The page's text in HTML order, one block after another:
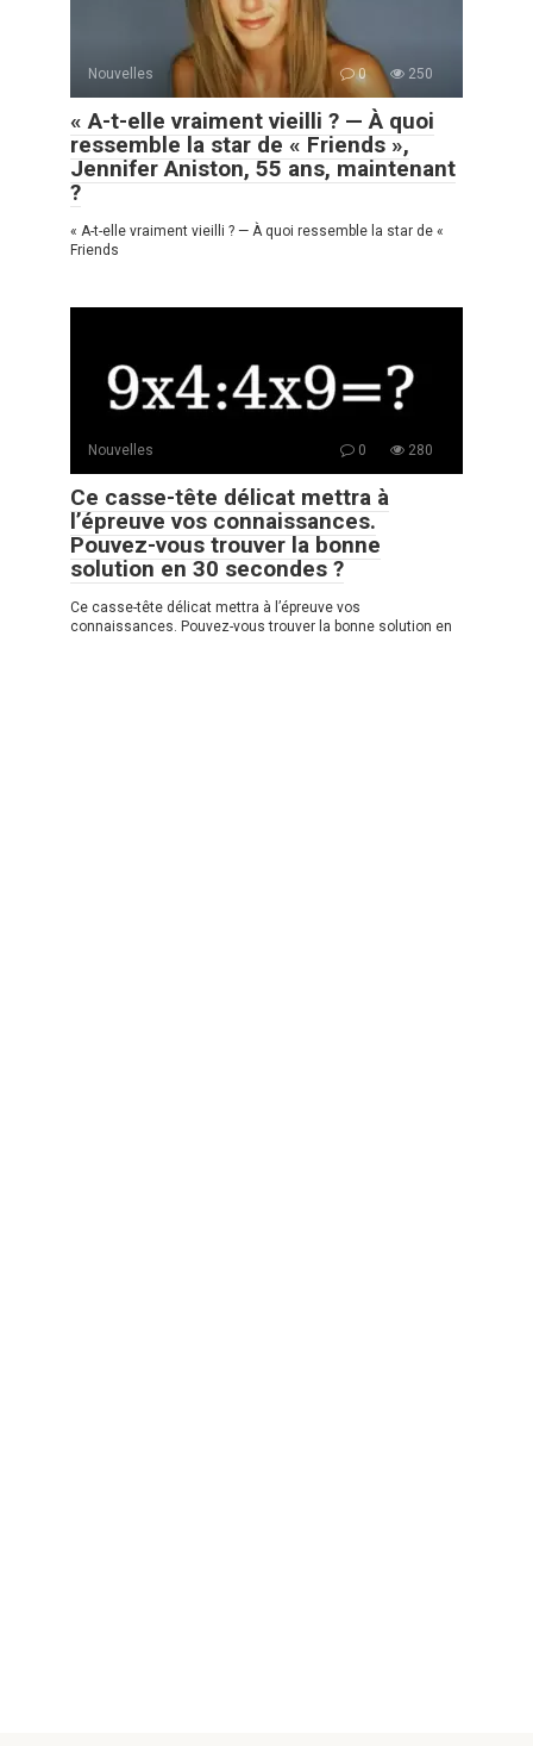
Nouvelles 0 250
« A-t-elle vraiment vieilli ? — À quoi
ressemble la star de « Friends »,
Jennifer Aniston, 55 ans, maintenant
?
« A-t-elle vraiment vieilli ? — À quoi ressemble la star de «
Friends
Nouvelles 0 280
Ce casse-tête délicat mettra à
l’épreuve vos connaissances.
Pouvez-vous trouver la bonne
solution en 30 secondes ?
Ce casse-tête délicat mettra à l’épreuve vos
connaissances. Pouvez-vous trouver la bonne solution en